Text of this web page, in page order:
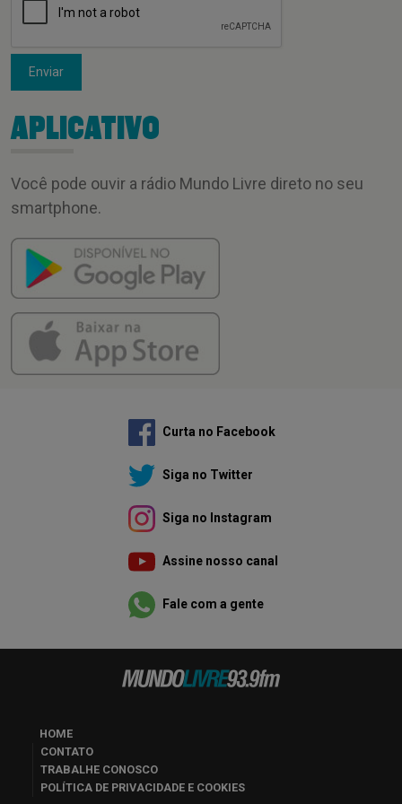
Enviar
APLICATIVO
Você pode ouvir a rádio Mundo Livre direto no seu
smartphone.
Curta no Facebook
Siga no Twitter
Siga no Instagram
Assine nosso canal
Fale com a gente
HOME
CONTATO
TRABALHE CONOSCO
POLÍTICA DE PRIVACIDADE E COOKIES